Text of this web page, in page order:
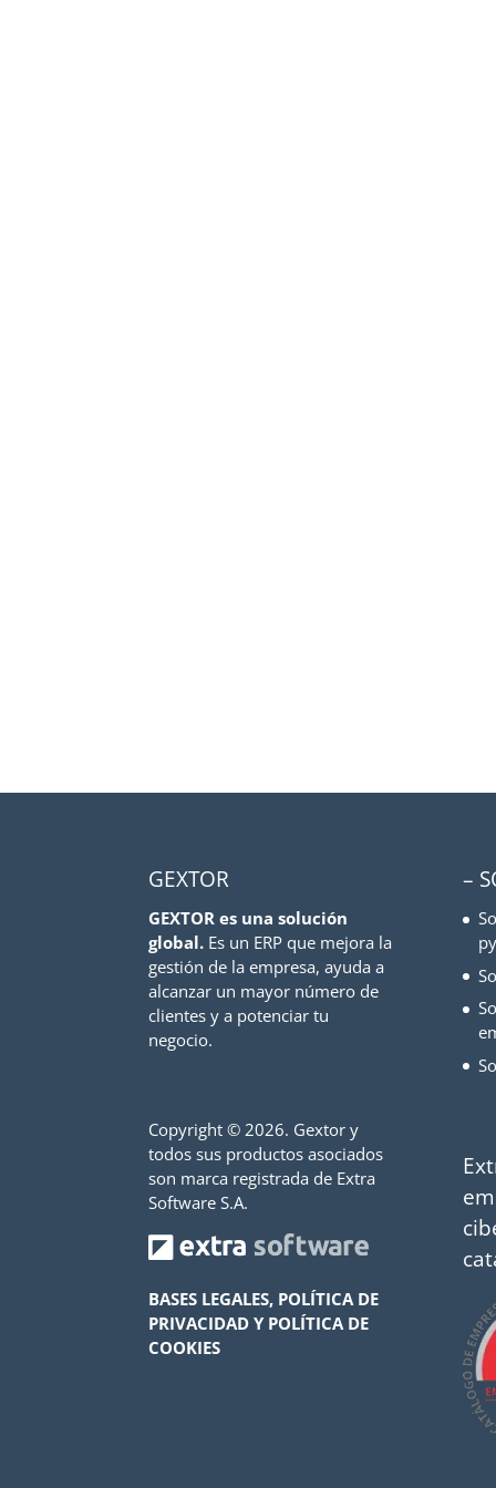
GEXTOR
GEXTOR es una solución
global. Es un ERP que mejora la
gestión de la empresa, ayuda a
alcanzar un mayor número de
clientes y a potenciar tu
negocio.
Copyright ©2026. Gextor y
todos sus productos asociados
son marca registrada de Extra
Software S.A.
BASES LEGALES, POLÍTICA DE
PRIVACIDAD Y POLÍTICA DE
COOKIES
–